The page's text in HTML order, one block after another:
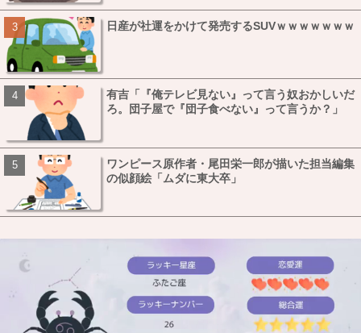
日産が社運をかけて発売するSUVｗｗｗｗｗｗｗ
有吉「『俺テレビ見ない』って言う奴おかしいだ
ろ。団子屋で『団子食べない』って言うか？」
ワンピース原作者・尾田栄一郎が描いた担当編集
の似顔絵「ムダに東大卒」